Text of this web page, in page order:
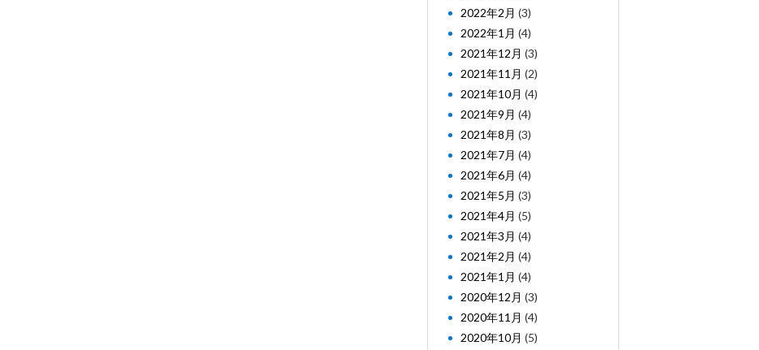
2022年2月 (3)
2022年1月 (4)
2021年12月 (3)
2021年11月 (2)
2021年10月 (4)
2021年9月 (4)
2021年8月 (3)
2021年7月 (4)
2021年6月 (4)
2021年5月 (3)
2021年4月 (5)
2021年3月 (4)
2021年2月 (4)
2021年1月 (4)
2020年12月 (3)
2020年11月 (4)
2020年10月 (5)